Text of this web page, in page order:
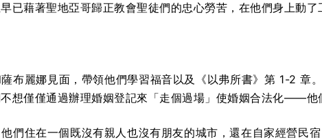
已藉著聖地亞哥歸正教會聖徒們的忠心勞苦，在他們身上動了
布麗娜見面，帶領他們學習福音以及《以弗所書》第 1-2 章
想僅僅通過辦理婚姻登記來「走個過場」使婚姻合法化——他
們住在一個既沒有親人也沒有朋友的城市，還在自家經營民